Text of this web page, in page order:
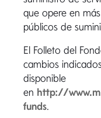
que opere en
públicos de
El Folleto del
cambios
disponible
en http://
funds.